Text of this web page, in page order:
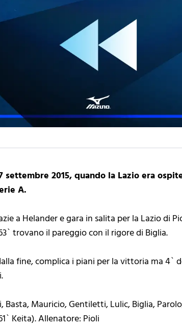
2015, quando la Lazio era
A.
a Helander e gara in salita per la Lazio di
trovano il pareggio con il rigore di Biglia.
fine, complica i piani per la vittoria ma 4`
Basta, Mauricio, Gentiletti, Lulic, Biglia,
Keita). Allenatore: Pioli